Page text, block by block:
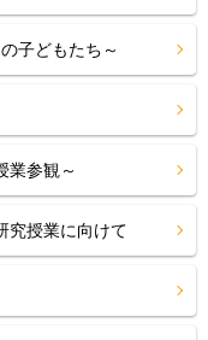
子どもたち～
参観～
授業に向けて